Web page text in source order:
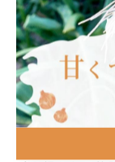
ひ「sじ
る秘密
ひ「sじ」ガー
ひ「sじ」ガー
玉ねぎ産地に